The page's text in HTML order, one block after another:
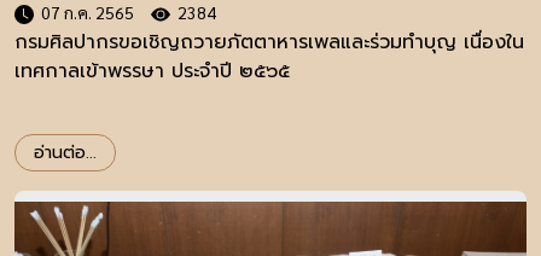
07 ก.ค. 2565 2384
กรมศิลปากรขอเชิญถวายภัตตาหารเพลและร่วมทำบุญ เนื่องใน
เทศกาลเข้าพรรษา ประจำปี ๒๕๖๕
อ่านต่อ...